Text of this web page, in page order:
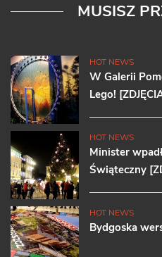
MUSISZ
HOT NEWS
W Galerii
Lego!
HOT NEWS
Minister
Świąteczny
HOT NEWS
Bydgoska